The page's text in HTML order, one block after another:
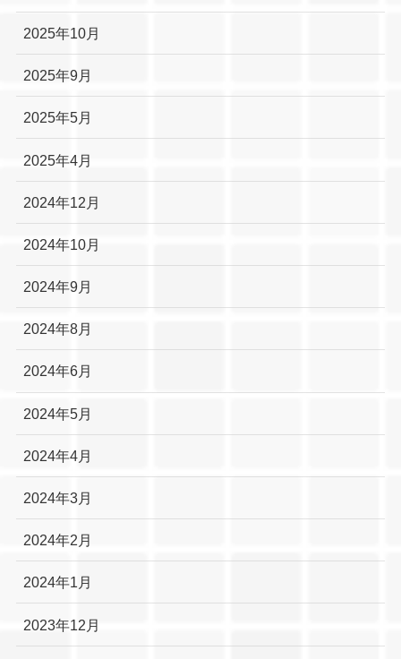
2025年10月
2025年9月
2025年5月
2025年4月
2024年12月
2024年10月
2024年9月
2024年8月
2024年6月
2024年5月
2024年4月
2024年3月
2024年2月
2024年1月
2023年12月